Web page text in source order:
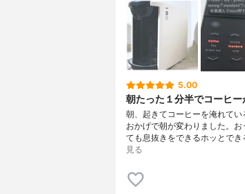
5.00
朝たった１分半でコーヒー
朝、起きてコーヒーを淹れてい
おかげで朝が変わりました。
ても息抜きをできるホッとで
見る